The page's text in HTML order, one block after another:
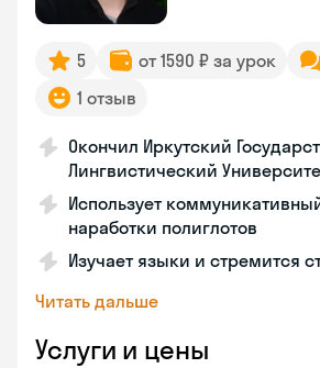
5 от 1590 ₽ за урок
1 отзыв
Окончил Иркутский
Лингвистический
Использует
наработки полиглотов
Изучает языки и стремится
Читать дальше
Услуги и цены